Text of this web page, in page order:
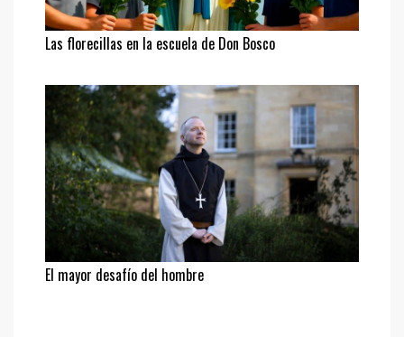
Las florecillas en la escuela de Don Bosco
El mayor desafío del hombre